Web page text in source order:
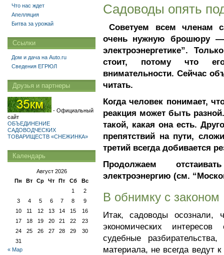
Садоводы опять
Cоветуем всем членам
очень нужную брошюру
электроэнергетике”.
стоит, потому что
внимательности. Сейчас
читать.
Когда человек понимает,
реакция может быть
такой, какая она есть.
препятствий на пути,
третий всегда добивается
Продолжаем
электроэнергию (см.
В обнимку с законом
Итак, садоводы осознали,
экономических
судебные
материала, не всегда ведут
Что нас ждет
Апелляция
Битва за урожай
Ссылки
Дом и дача на Auto.ru
Сведения ЕГРЮЛ
Друзья и партнеры
- Официальный
сайт
ОБЪЕДИНЕНИЕ
САДОВОДЧЕСКИХ
ТОВАРИЩЕСТВ «СНЕЖИНКА»
Календарь
Август 2026
Пн
Вт Ср Чт Пт Сб
Вс
1
2
3
4 5 6 7 8
9
10
11 12 13 14 15
16
17
18 19 20 21 22
23
24
25 26 27 28 29
30
31
« Мар